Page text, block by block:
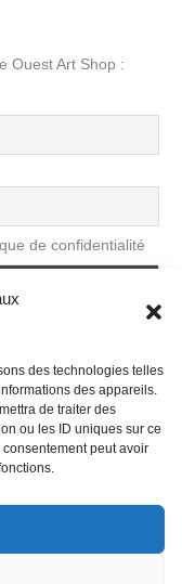
des technologies telles
des appareils.
de traiter des
ou les ID uniques sur ce
peut avoir
Ouest Art Shop :
de confidentialité
de Ventes
de cookies (UE)